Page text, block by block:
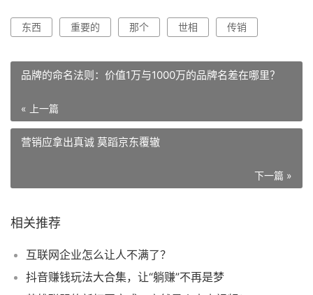
东西 重要的 那个 世相 传销
品牌的命名法则：价值1万与1000万的品牌名差在哪里？
« 上一篇
营销应拿出真诚 莫蹈京东覆辙
下一篇 »
相关推荐
互联网企业怎么让人不满了？
抖音赚钱玩法大合集，让“躺赚”不再是梦